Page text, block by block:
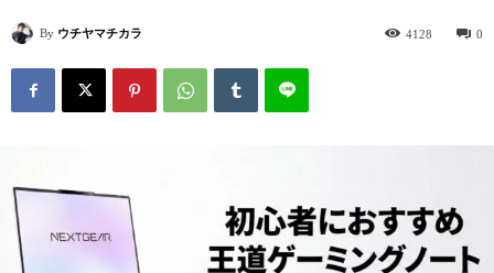
By ウチヤマチカラ 0
4128